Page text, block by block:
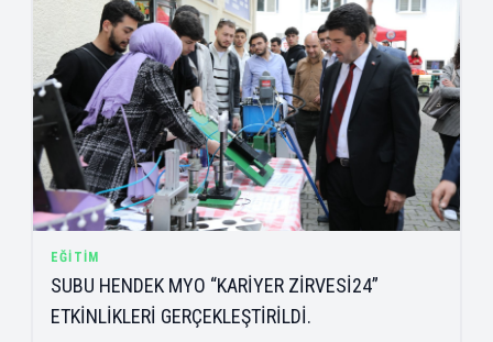
EĞITIM
SUBU HENDEK MYO “KARİYER ZİRVESİ24”
ETKİNLİKLERİ GERÇEKLEŞTİRİLDİ.